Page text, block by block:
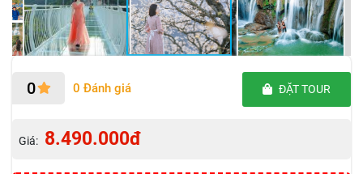
0 0 Đánh giá ĐẶT TOUR
Giá: 8.490.000đ